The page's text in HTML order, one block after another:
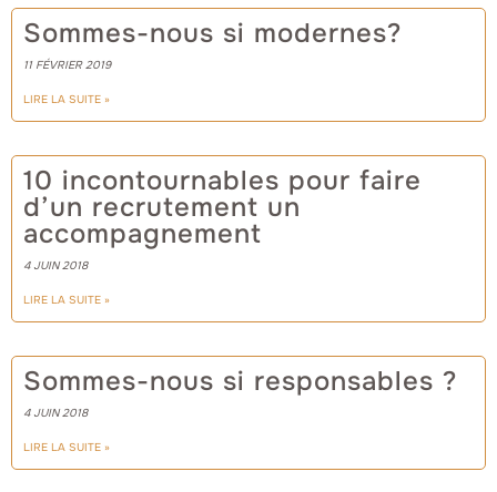
Sommes-nous si modernes?
11 FÉVRIER 2019
LIRE LA SUITE »
10 incontournables pour faire
d’un recrutement un
accompagnement
4 JUIN 2018
LIRE LA SUITE »
Sommes-nous si responsables ?
4 JUIN 2018
LIRE LA SUITE »